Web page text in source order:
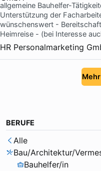
allgemeine Bauhelfer-
Unterstützung der
wünschenswert -
Heimreise - (bei Interesse
HR Personalmarketing
BERUFE
Alle
Bau/Architektur/
Bauhelfer/in